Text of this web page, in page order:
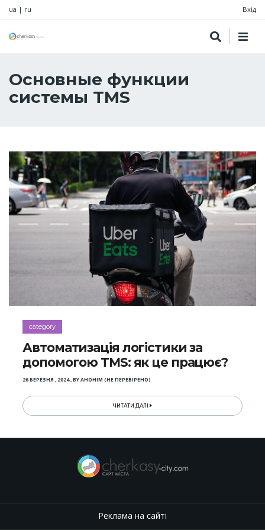
ua | ru Вхід
Основные функции
системы TMS
category
Автоматизація логістики за
допомогою TMS: як це працює?
26 БЕРЕЗНЯ , 2024,BYАНОНІМ (НЕ ПЕРЕВІРЕНО)
ЧИТАТИ ДАЛІ
Реклама на сайті